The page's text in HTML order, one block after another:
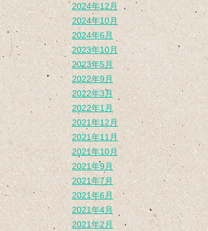
2024年12月
2024年10月
2024年6月
2023年10月
2023年5月
2022年9月
2022年3月
2022年1月
2021年12月
2021年11月
2021年10月
2021年9月
2021年7月
2021年6月
2021年4月
2021年2月